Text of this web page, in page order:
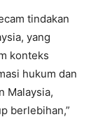
tindakan
yang
konteks
hukum dan
Malaysia,
berlebihan,”